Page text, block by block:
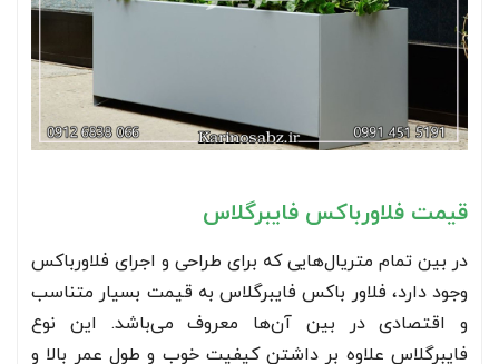
قیمت فلاورباکس فایبرگلاس
در بین تمام متریال‌هایی که برای طراحی و اجرای فلاورباکس
وجود دارد، فلاور باکس فایبرگلاس به قیمت بسیار متناسب
و اقتصادی در بین آن‌ها معروف می‌باشد. این نوع
فایبرگلاس علاوه بر داشتن کیفیت خوب و طول عمر بالا و